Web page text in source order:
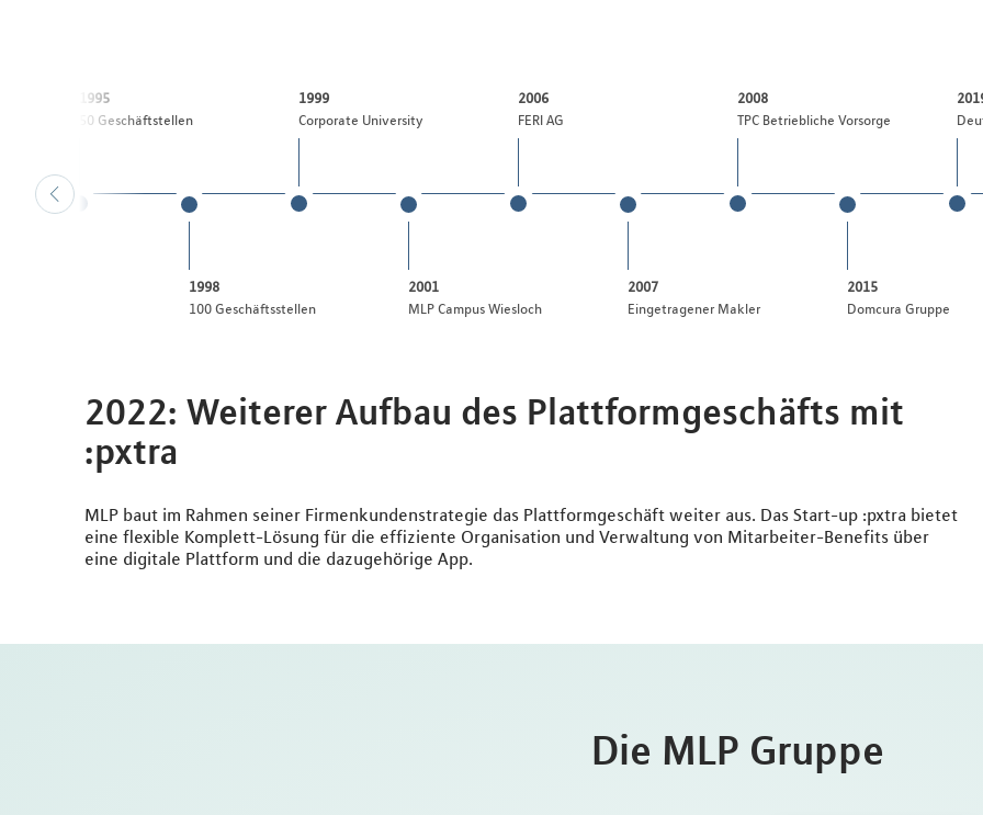
1995
50 Geschäftstellen
1998
100 Geschäftsstellen
1999
Corporate University
2001
MLP Campus Wiesloch
2006
FERI AG
2007
Eingetragener Makler
2008
TPC Betriebliche Vorsorge
2015
Domcura Gruppe
2022: Weiterer Aufbau des Plattformgeschäfts mit
:pxtra
MLP baut im Rahmen seiner Firmenkundenstrategie das Plattformgeschäft weiter aus. Das Start-up :pxtra bietet
eine flexible Komplett-Lösung für die effiziente Organisation und Verwaltung von Mitarbeiter-Benefits über
eine digitale Plattform und die dazugehörige App.
Die MLP Gruppe